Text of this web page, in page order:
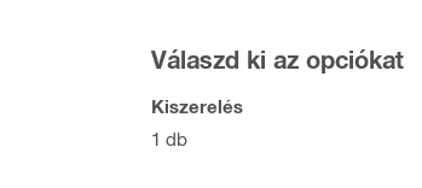
Válaszd ki az opciókat
Kiszerelés
1 db